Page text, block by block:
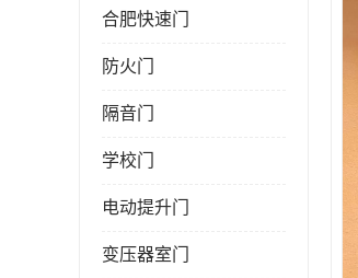
合肥快速门
防火门
隔音门
学校门
电动提升门
变压器室门